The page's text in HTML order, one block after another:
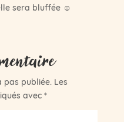
sera bluffée ☺
pas publiée. Les
avec *